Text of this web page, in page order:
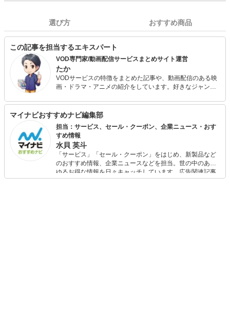
選び方 おすすめ商品
この記事を担当するエキスパート
VOD専門家/動画配信サービスまとめサイト運営
たか
VODサービスの特徴をまとめた記事や、動画配信のある映
画・ドラマ・アニメの紹介をしています。好きなジャンル
マイナビおすすめナビ編集部
担当：サービス、セール・クーポン、企業ニュース・おす
すめ情報
水貝 英斗
「サービス」「セール・クーポン」をはじめ、新製品など
のおすすめ情報、企業ニュースなどを担当。世の中のあら
ゆるお得な情報を日々キャッチしています。広告関連記事
の制作にも携わり、SEOの知見を活かし商品販促のプラン